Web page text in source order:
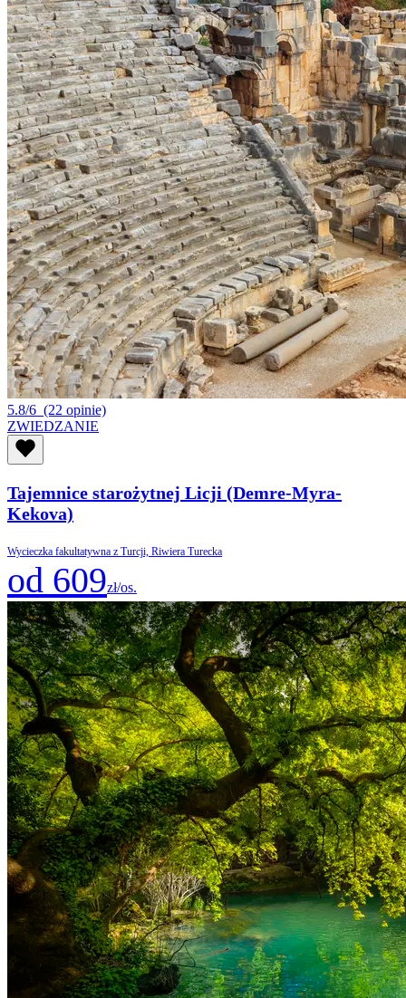
5.8/6 (22 opinie)
ZWIEDZANIE
Tajemnice starożytnej Licji (Demre-Myra-
Kekova)
Wycieczka fakultatywna z Turcji, Riwiera Turecka
od 609zł/os.